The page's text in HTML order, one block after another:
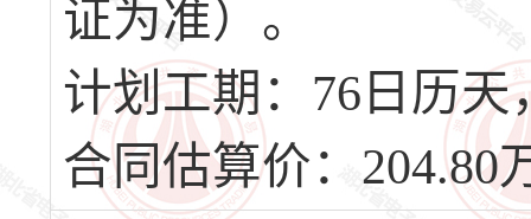
证为准）。
计划工期：76日历天
合同估算价：204.80